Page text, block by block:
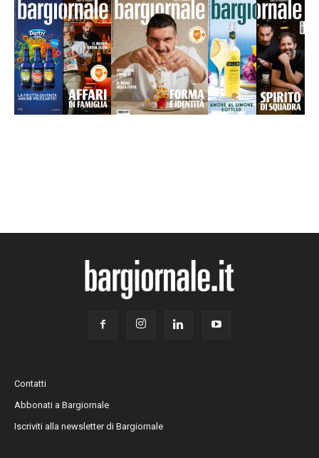
Contatti
Abbonati a Bargiornale
Iscriviti alla newsletter di Bargiornale